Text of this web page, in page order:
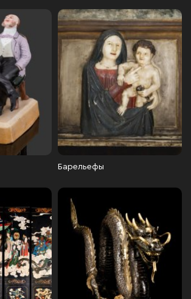
Барельефы